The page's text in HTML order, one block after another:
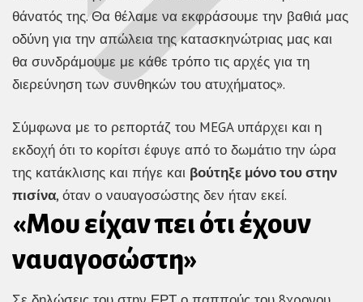
θάνατός της. Θα θέλαμε να εκφράσουμε την βαθιά μας
οδύνη για την απώλεια της κατασκηνώτριας μας και
θα συνδράμουμε με κάθε τρόπο τις αρχές για τη
διερεύνηση των συνθηκών του ατυχήματος».
Σύμφωνα με το ρεπορτάζ του MEGA υπάρχει και η
εκδοχή ότι το κορίτσι έφυγε από το δωμάτιο την ώρα
της κατάκλισης και πήγε και βούτηξε μόνο του στην
πισίνα, όταν ο ναυαγοσώστης δεν ήταν εκεί.
«Μου είχαν πει ότι έχουν
ναυαγοσώστη»